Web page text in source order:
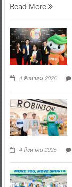
Read More
4 สิงหาคม 2026
4 สิงหาคม 2026